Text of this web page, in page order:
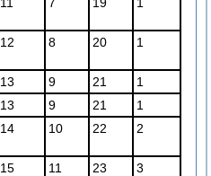
12 8 20 1
13 9 21
1
13 9 21
1
14 10 22 2
15 11 23 3